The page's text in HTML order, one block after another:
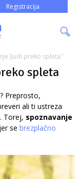
Registracija
ljudi preko spleta"
spleta
Preprosto,
ali ti ustreza
Torej, spoznavanje
se brezplačno